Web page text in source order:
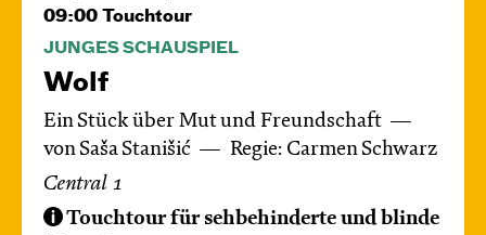
09:00 Touchtour
JUNGES SCHAUSPIEL
Wolf
Ein Stück über Mut und Freundschaft
von Saša Stanišić
Regie: Carmen Schwarz
Central 1
Touchtour für sehbehinderte und blinde